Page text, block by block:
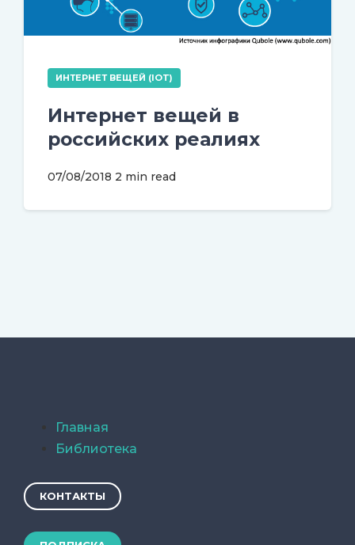
ИНТЕРНЕТ ВЕЩЕЙ (IOT)
Интернет вещей в
российских реалиях
07/08/2018 2 min read
Главная
Библиотека
КОНТАКТЫ